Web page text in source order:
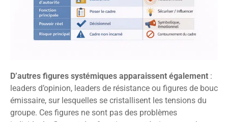
D’autres figures systémiques apparaissent également :
leaders d’opinion, leaders de résistance ou figures de bouc
émissaire, sur lesquelles se cristallisent les tensions du
groupe. Ces figures ne sont pas des problèmes